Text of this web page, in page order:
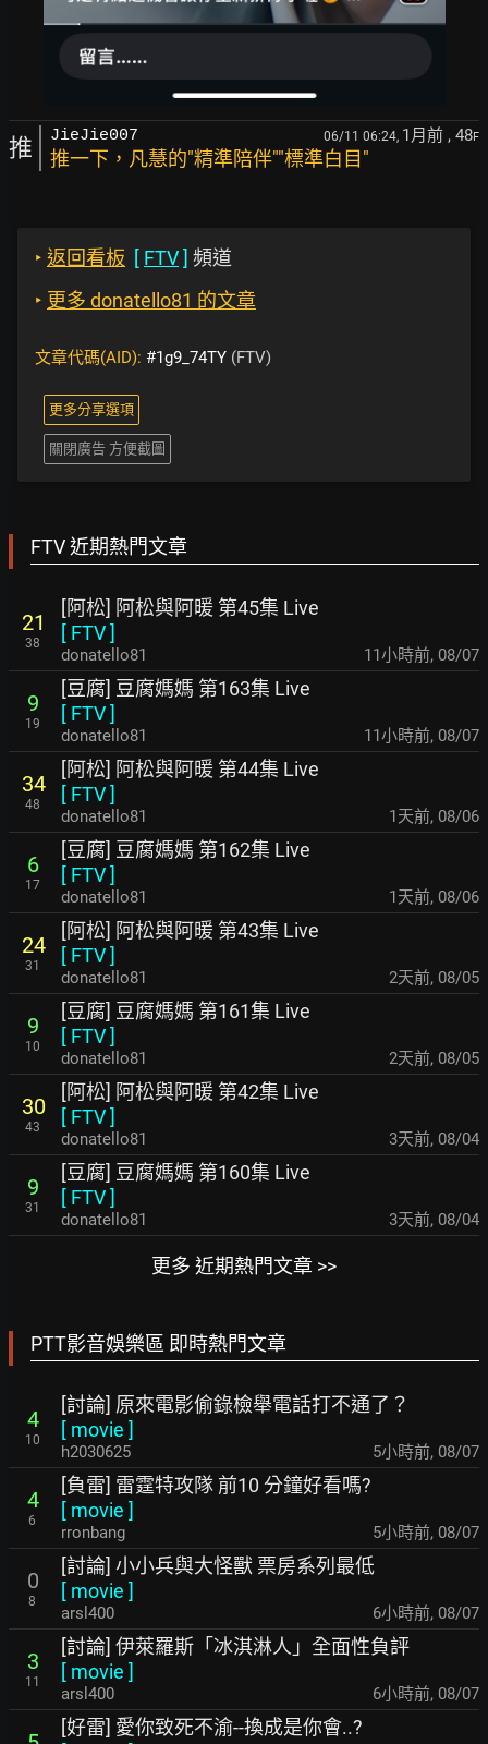
推 JieJie007 06/11 06:24, 1月前 , 48F
推一下，凡慧的"精準陪伴""標準白目"
‣ 返回看板 [ FTV] 頻道
‣ 更多 donatello81 的文章
文章代碼(AID): #1g9_74TY (FTV)
更多分享選項
關閉廣告 方便截圖
FTV 近期熱門文章
21
38
[阿松] 阿松與阿暖 第45集 Live
[ FTV]
donatello81 11小時前, 08/07
9
19
[豆腐] 豆腐媽媽 第163集 Live
[ FTV]
donatello81 11小時前, 08/07
34
48
[阿松] 阿松與阿暖 第44集 Live
[ FTV]
donatello81 1天前, 08/06
6
17
[豆腐] 豆腐媽媽 第162集 Live
[ FTV]
donatello81 1天前, 08/06
24
31
[阿松] 阿松與阿暖 第43集 Live
[ FTV]
donatello81 2天前, 08/05
9
10
[豆腐] 豆腐媽媽 第161集 Live
[ FTV]
donatello81 2天前, 08/05
30
43
[阿松] 阿松與阿暖 第42集 Live
[ FTV]
donatello81 3天前, 08/04
9
31
[豆腐] 豆腐媽媽 第160集 Live
[ FTV]
donatello81 3天前, 08/04
更多 近期熱門文章 >>
PTT影音娛樂區 即時熱門文章
4
10
[討論] 原來電影偷錄檢舉電話打不通了？
[ movie ]
h2030625 5小時前, 08/07
4
6
[負雷] 雷霆特攻隊 前10 分鐘好看嗎?
[ movie ]
rronbang 5小時前, 08/07
0
8
[討論] 小小兵與大怪獸 票房系列最低
[ movie ]
arsl400 6小時前, 08/07
3
11
[討論] 伊萊羅斯「冰淇淋人」全面性負評
[ movie ]
arsl400 6小時前, 08/07
[好雷] 愛你致死不渝--換成是你會..?